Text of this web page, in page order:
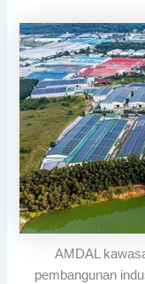
AMDAL
pembangunan